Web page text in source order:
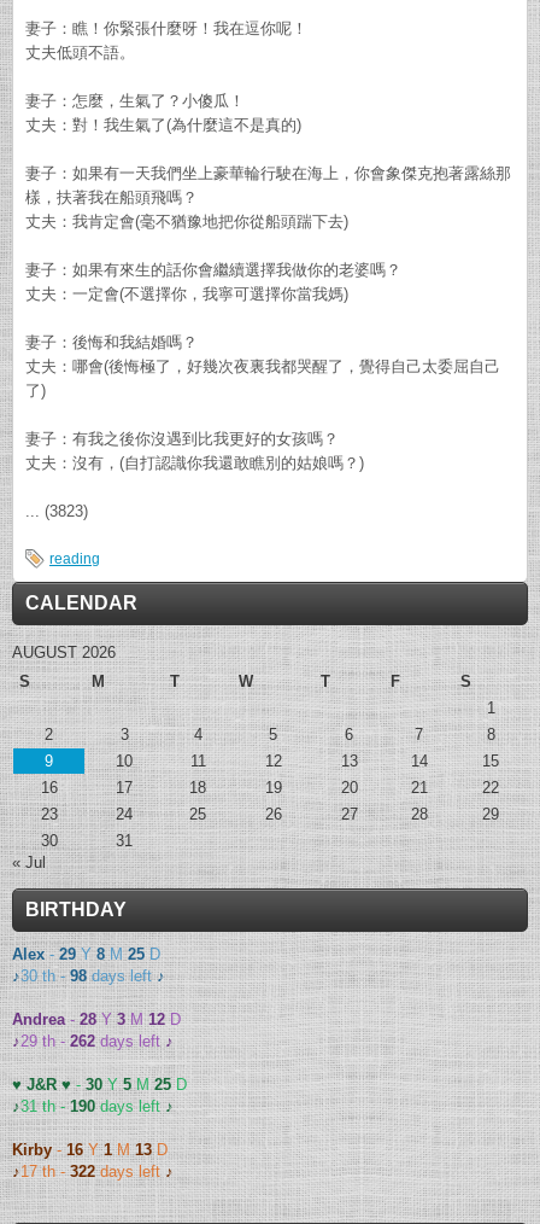
妻子：瞧！你緊張什麼呀！我在逗你呢！
丈夫低頭不語。
妻子：怎麼，生氣了？小傻瓜！
丈夫：對！我生氣了(為什麼這不是真的)
妻子：如果有一天我們坐上豪華輪行駛在海上，你會象傑克抱著露絲那
樣，扶著我在船頭飛嗎？
丈夫：我肯定會(毫不猶豫地把你從船頭踹下去)
妻子：如果有來生的話你會繼續選擇我做你的老婆嗎？
丈夫：一定會(不選擇你，我寧可選擇你當我媽)
妻子：後悔和我結婚嗎？
丈夫：哪會(後悔極了，好幾次夜裏我都哭醒了，覺得自己太委屈自己
了)
妻子：有我之後你沒遇到比我更好的女孩嗎？
丈夫：沒有，(自打認識你我還敢瞧別的姑娘嗎？)
... (3823)
reading
CALENDAR
AUGUST 2026
S
M T W T F
S
1
2
3 4 5 6 7
8
9
10 11 12 13 14
15
16
17 18 19 20 21
22
23
24 25 26 27 28
29
30
31
« Jul
BIRTHDAY
Alex-29 Y8M25D
♪30 th - 98days left♪
Andrea-28Y3M12 D
♪29 th -262days left♪
♥ J&R ♥-30Y5M25D
♪31 th -190days left♪
Kirby-16Y1M13D
♪17 th -322days left ♪